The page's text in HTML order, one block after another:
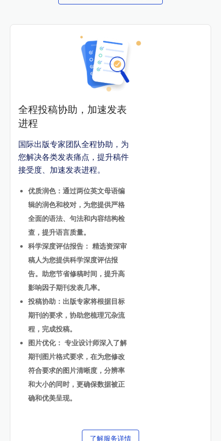
全程投稿协助，加速发表
进程
国际出版专家团队全程协助，为
您解决各类发表痛点，提升稿件
接受度、加速发表进程。
优质润色：通过两位英文母语编
辑的润色和校对，为您提供严格
全面的语法、句法和内容结构检
查，提升语言质量。
科学深度评估报告： 精选资深审
稿人为您提供科学深度评估报
告。助您节省修稿时间，提升高
影响因子期刊发表几率。
投稿协助：出版专家将根据目标
期刊的要求，协助您梳理冗杂流
程，完成投稿。
图片优化： 专业设计师深入了解
期刊图片格式要求，在为您修改
符合要求的图片清晰度，分辨率
和大小的同时，更确保数据被正
确和优美呈现。
了解服务详情